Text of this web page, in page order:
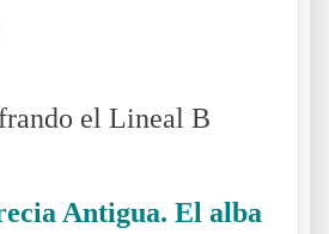
Antigua. El alba